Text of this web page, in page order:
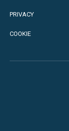
PRIVACY
COOKIE